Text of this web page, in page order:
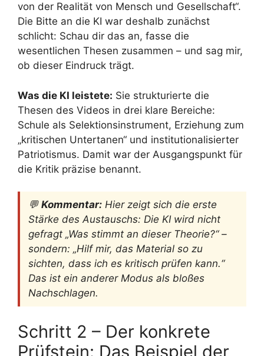
von der Realität von Mensch und Gesellschaft“.
Die Bitte an die KI war deshalb zunächst
schlicht: Schau dir das an, fasse die
wesentlichen Thesen zusammen – und sag mir,
ob dieser Eindruck trägt.
Was die KI leistete: Sie strukturierte die
Thesen des Videos in drei klare Bereiche:
Schule als Selektionsinstrument, Erziehung zum
„kritischen Untertanen“ und institutionalisierter
Patriotismus. Damit war der Ausgangspunkt für
die Kritik präzise benannt.
💬 Kommentar: Hier zeigt sich die erste
Stärke des Austauschs: Die KI wird nicht
gefragt „Was stimmt an dieser Theorie?“ –
sondern: „Hilf mir, das Material so zu
sichten, dass ich es kritisch prüfen kann.“
Das ist ein anderer Modus als bloßes
Nachschlagen.
Schritt 2 – Der konkrete
Prüfstein: Das Beispiel der